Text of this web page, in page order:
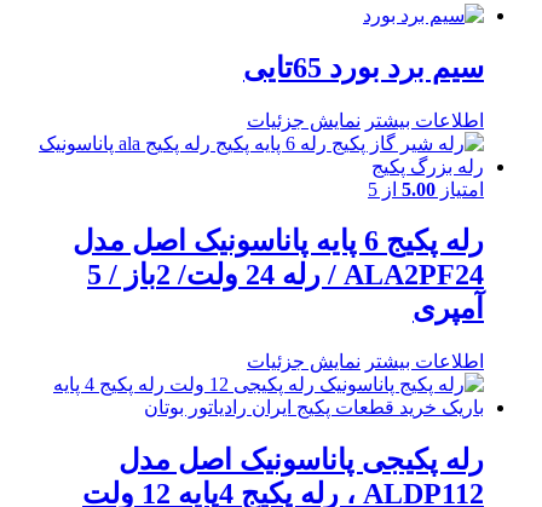
سیم برد بورد 65تایی
اطلاعات بیشتر نمایش جزئیات
امتیاز 5.00 از 5
رله پکیج 6 پایه پاناسونیک اصل مدل
ALA2PF24 / رله 24 ولت/ 2باز / 5
آمپری
اطلاعات بیشتر نمایش جزئیات
رله پکیجی پاناسونیک اصل مدل
ALDP112 ، رله پکیج 4پایه 12 ولت